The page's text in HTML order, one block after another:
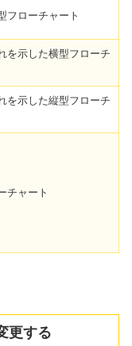
フローチャート
を示した横型フローチ
を示した縦型フローチ
チャート
更する